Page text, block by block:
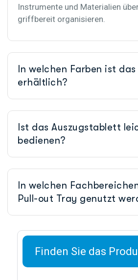
Instrumente und Materialien
griffbereit organisieren.
In welchen Farben ist
erhältlich?
Ist das Auszugstablett
bedienen?
In welchen
Pull-out Tray genutzt
Finden Sie das